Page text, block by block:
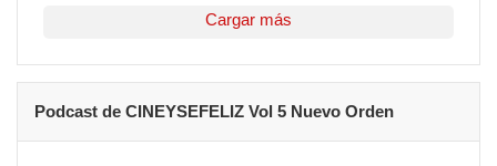
Cargar más
Podcast de CINEYSEFELIZ Vol 5 Nuevo Orden